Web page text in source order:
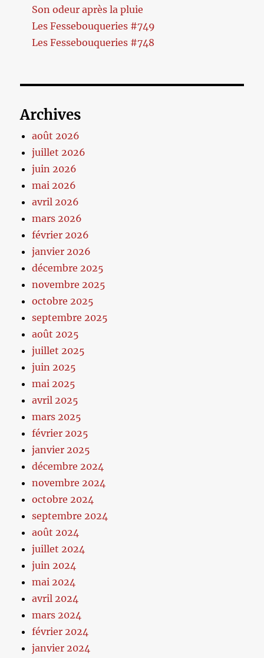
Son odeur après la pluie
Les Fessebouqueries #749
Les Fessebouqueries #748
Archives
août 2026
juillet 2026
juin 2026
mai 2026
avril 2026
mars 2026
février 2026
janvier 2026
décembre 2025
novembre 2025
octobre 2025
septembre 2025
août 2025
juillet 2025
juin 2025
mai 2025
avril 2025
mars 2025
février 2025
janvier 2025
décembre 2024
novembre 2024
octobre 2024
septembre 2024
août 2024
juillet 2024
juin 2024
mai 2024
avril 2024
mars 2024
février 2024
janvier 2024